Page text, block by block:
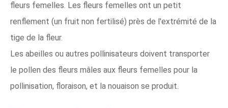
fleurs femelles. Les fleurs femelles ont un petit
renflement (un fruit non fertilisé) près de l'extrémité de la
tige de la fleur.
Les abeilles ou autres pollinisateurs doivent transporter
le pollen des fleurs mâles aux fleurs femelles pour la
pollinisation, floraison, et la nouaison se produit.